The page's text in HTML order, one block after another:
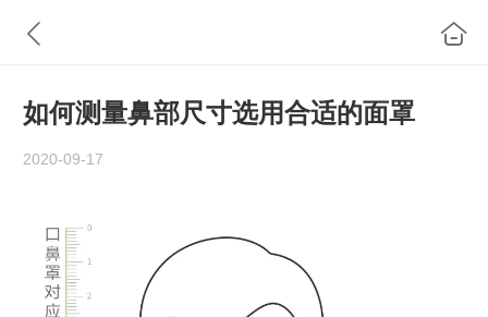
如何测量鼻部尺寸选用合适的面罩
2020-09-17